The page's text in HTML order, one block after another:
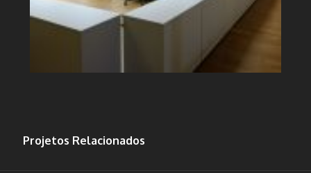
Projetos Relacionados